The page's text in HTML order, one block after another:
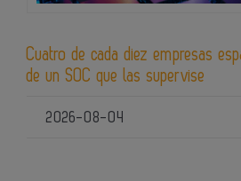
Cuatro de cada diez empresas
de un SOC que las supervise
2026-08-04